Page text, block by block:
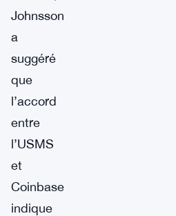
Johnsson
a
suggéré
que
l’accord
entre
l’USMS
et
Coinbase
indique